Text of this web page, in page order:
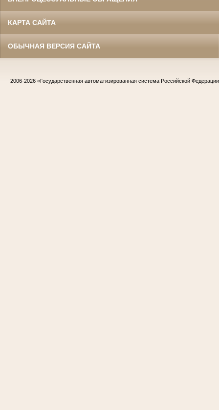
КАРТА САЙТА
ОБЫЧНАЯ ВЕРСИЯ САЙТА
2006-2026 «Государственная автоматизированная система Российской